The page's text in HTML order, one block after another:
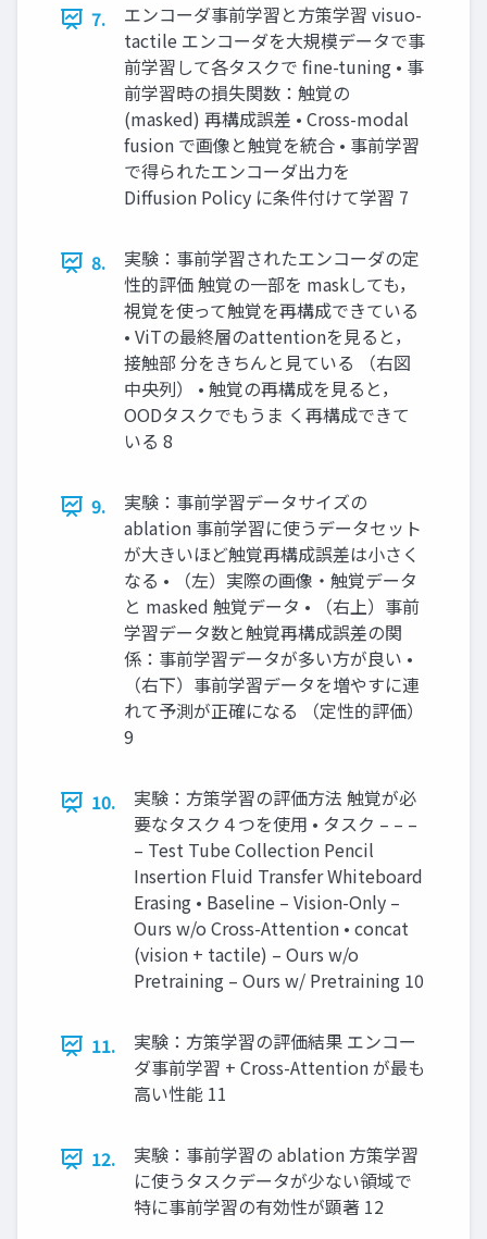
7.
エンコーダ事前学習と方策学習 visuo-
tactile エンコーダを大規模データで事
前学習して各タスクで fine-tuning • 事
前学習時の損失関数：触覚の
(masked) 再構成誤差 • Cross-modal
fusion で画像と触覚を統合 • 事前学習
で得られたエンコーダ出力を
Diffusion Policy に条件付けて学習 7
8.
実験：事前学習されたエンコーダの定
性的評価 触覚の一部を maskしても，
視覚を使って触覚を再構成できている
• ViTの最終層のattentionを見ると，
接触部 分をきちんと見ている （右図
中央列） • 触覚の再構成を見ると，
OODタスクでもうま く再構成できて
いる 8
9.
実験：事前学習データサイズの
ablation 事前学習に使うデータセット
が大きいほど触覚再構成誤差は小さく
なる • （左）実際の画像・触覚データ
と masked 触覚データ • （右上）事前
学習データ数と触覚再構成誤差の関
係：事前学習データが多い方が良い •
（右下）事前学習データを増やすに連
れて予測が正確になる （定性的評価）
9
10.
実験：方策学習の評価方法 触覚が必
要なタスク４つを使用 • タスク – – –
– Test Tube Collection Pencil
Insertion Fluid Transfer Whiteboard
Erasing • Baseline – Vision-Only –
Ours w/o Cross-Attention • concat
(vision + tactile) – Ours w/o
Pretraining – Ours w/ Pretraining 10
11.
実験：方策学習の評価結果 エンコー
ダ事前学習 + Cross-Attention が最も
高い性能 11
12.
実験：事前学習の ablation 方策学習
に使うタスクデータが少ない領域で
特に事前学習の有効性が顕著 12